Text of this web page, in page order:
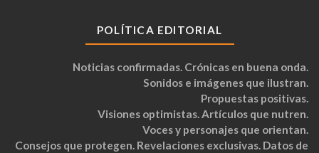
POLÍTICA EDITORIAL
Noticias confirmadas. Crónicas en buena onda.
Sonidos e imágenes que ilustran.
Propuestas positivas.
Visiones optimistas. Artículos que nutren.
Voces y personajes que orientan.
Consejos que protegen. Revelaciones exclusivas. Datos de